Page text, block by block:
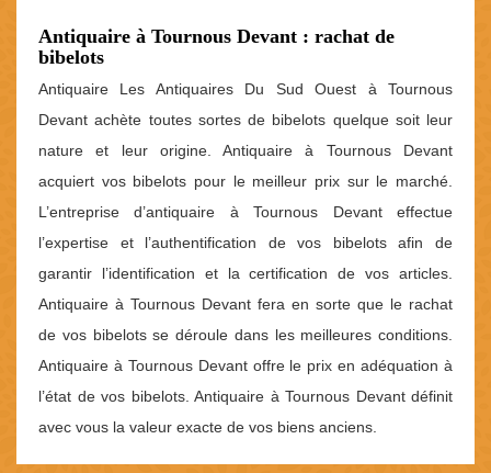
Antiquaire à Tournous Devant : rachat de
bibelots
Antiquaire Les Antiquaires Du Sud Ouest à Tournous
Devant achète toutes sortes de bibelots quelque soit leur
nature et leur origine. Antiquaire à Tournous Devant
acquiert vos bibelots pour le meilleur prix sur le marché.
L’entreprise d’antiquaire à Tournous Devant effectue
l’expertise et l’authentification de vos bibelots afin de
garantir l’identification et la certification de vos articles.
Antiquaire à Tournous Devant fera en sorte que le rachat
de vos bibelots se déroule dans les meilleures conditions.
Antiquaire à Tournous Devant offre le prix en adéquation à
l’état de vos bibelots. Antiquaire à Tournous Devant définit
avec vous la valeur exacte de vos biens anciens.